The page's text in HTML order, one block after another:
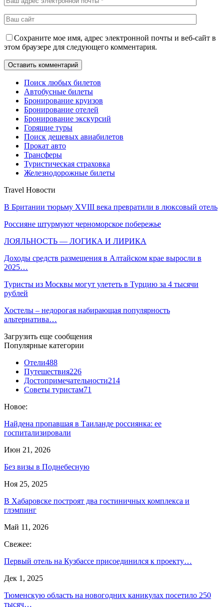
Сохраните мое имя, адрес электронной почты и веб-сайт в
этом браузере для следующего комментария.
Поиск любых билетов
Автобусные билеты
Бронирование круизов
Бронирование отелей
Бронирование экскурсий
Горящие туры
Поиск дешевых авиабилетов
Прокат авто
Трансферы
Туристическая страховка
Железнодорожные билеты
Travel Новости
В Британии тюрьму XVIII века превратили в люксовый отель
Россияне штурмуют черноморское побережье
ЛОЯЛЬНОСТЬ — ЛОГИКА И ЛИРИКА
Доходы средств размещения в Алтайском крае выросли в
2025…
Туристы из Москвы могут улететь в Турцию за 4 тысячи
рублей
Хостелы – недорогая набирающая популярность
альтернатива…
Загрузить еще сообщения
Популярные категории
Отели488
Путешествия226
Достопримечательности214
Советы туристам71
Новое:
Найдена пропавшая в Таиланде россиянка: ее
госпитализировали
Июн 21, 2026
Без визы в Поднебесную
Ноя 25, 2025
В Хабаровске построят два гостиничных комплекса и
глэмпинг
Май 11, 2026
Свежее:
Первый отель на Кузбассе присоединился к проекту…
Дек 1, 2025
Тюменскую область на новогодних каникулах посетило 250
тысяч…